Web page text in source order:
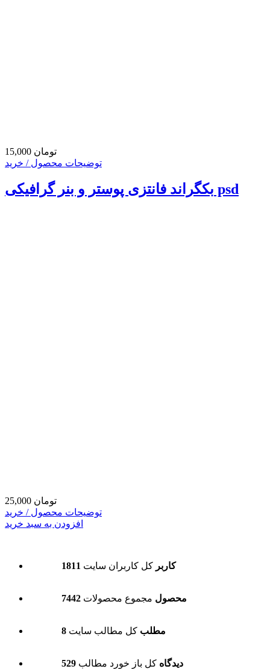
15,000 تومان
توضیحات محصول / خرید
بکگراند فانتزی پوستر و بنر گرافیکی psd
25,000 تومان
توضیحات محصول / خرید
افزودن به سبد خرید
1811 کاربر کل کاربران سایت
7442 محصول مجموع محصولات
8 مطلب کل مطالب سایت
529 دیدگاه کل باز خورد مطالب